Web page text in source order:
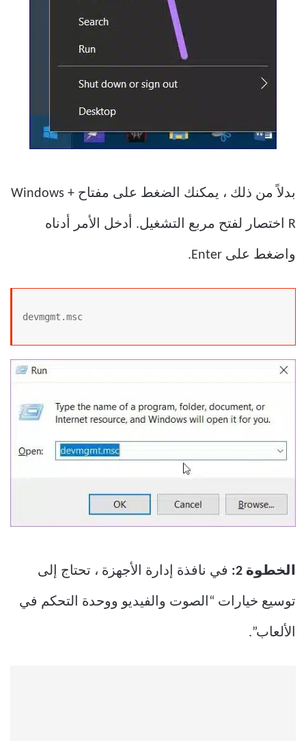
بدلاً من ذلك ، يمكنك الضغط على مفتاح Windows +
R اختصار لفتح مربع التشغيل. أدخل الأمر أدناه
واضغط على Enter.
devmgmt.msc
الخطوة 2: في نافذة إدارة الأجهزة ، تحتاج إلى
توسيع خيارات “الصوت والفيديو ووحدة التحكم في
الألعاب”.